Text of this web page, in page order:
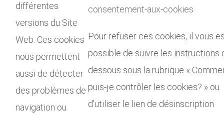
différentes
versions du Site
Web. Ces cookies
nous permettent
aussi de détecter
des problèmes de
navigation ou
consentement-aux-cookies
Pour refuser ces cookies, il vous
possible de suivre les instructions
dessous sous la rubrique «
puis-je contrôler les cookies? » ou
d’utiliser le lien de désinscription